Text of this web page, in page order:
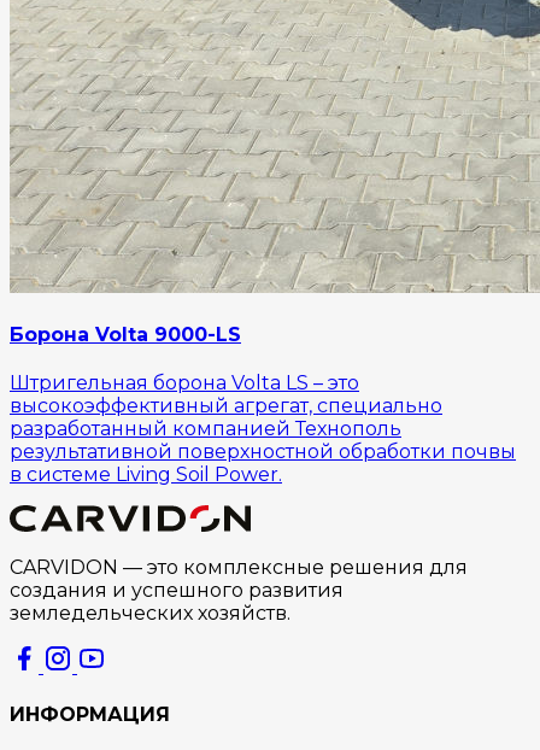
Борона Volta 9000-LS
Штригельная борона Volta LS – это
высокоэффективный агрегат, специально
разработанный компанией Технополь
результативной поверхностной обработки почвы
в системе Living Soil Power.
CARVIDON — это комплексные решения для
создания и успешного развития
земледельческих хозяйств.
ИНФОРМАЦИЯ